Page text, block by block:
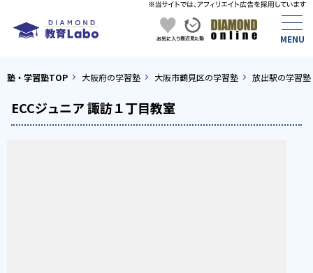
塾・学習塾TOP 大阪府の学習塾 大阪市鶴見区の学習塾 放出駅の学習塾
ECCジュニア 諏訪１丁目教室